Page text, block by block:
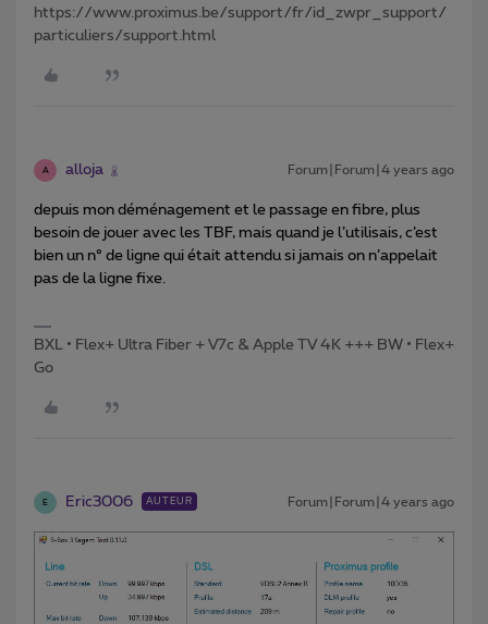
https://www.proximus.be/support/fr/id_zwpr_support/
particuliers/support.html
A alloja Forum|Forum|4 years ago
depuis mon déménagement et le passage en fibre, plus
besoin de jouer avec les TBF, mais quand je l’utilisais, c’est
bien un n° de ligne qui était attendu si jamais on n’appelait
pas de la ligne fixe.
BXL • Flex+ Ultra Fiber + V7c & Apple TV 4K +++ BW • Flex+
Go
E Eric3006 AUTEUR Forum|Forum|4 years ago